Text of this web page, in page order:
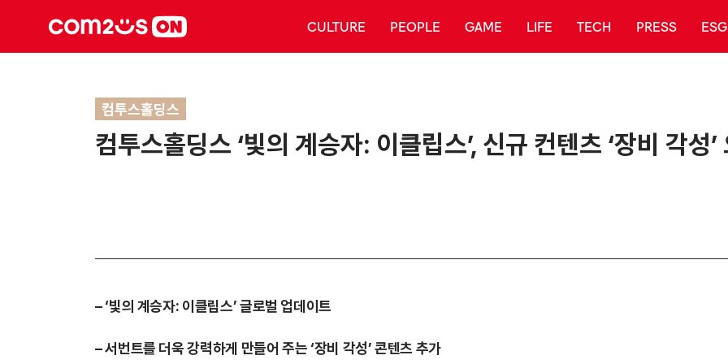
CULTURE PEOPLE GAME LIFE TECH PRESS ESG
컴투스홀딩스
컴투스홀딩스 ‘빛의 계승자: 이클립스’, 신규 컨텐츠 ‘장비 각성’
– ‘빛의 계승자: 이클립스’ 글로벌 업데이트
– 서번트를 더욱 강력하게 만들어 주는 ‘장비 각성’ 콘텐츠 추가